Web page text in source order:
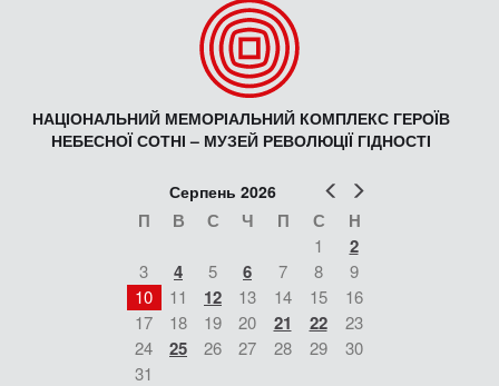
НАЦІОНАЛЬНИЙ МЕМОРІАЛЬНИЙ КОМПЛЕКС ГЕРОЇВ
НЕБЕСНОЇ СОТНІ – МУЗЕЙ РЕВОЛЮЦІЇ ГІДНОСТІ
Попер
Серпень 2026
П В С Ч П С Н
1 2
3 4 5 6 7 8
9
10
11 12 13 14 15
16
17
18 19 20 21 22
23
24
25 26 27 28 29
30
31